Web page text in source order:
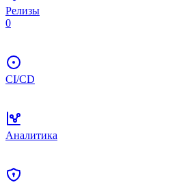
Релизы
0
CI/CD
Аналитика